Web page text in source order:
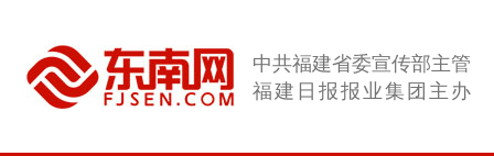
中共福建省委宣传部主管
福建日报报业集团主办